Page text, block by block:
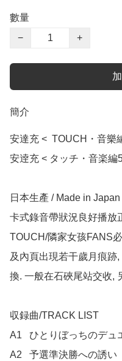
數量
−
+
簡介
安達充 <  TOUCH・音樂
安逹充 < タッチ・音楽編
日本生產 / Made in Japan
卡式錄音帶狀況良好播放
TOUCH/隣家女孩FANS
及內頁出現若干歲月痕跡
換. 一般在石硤尾站交收,
収録曲/TRACK LIST
A1	ひとりぼっちのデュエット
A2	予選準決勝への誘い